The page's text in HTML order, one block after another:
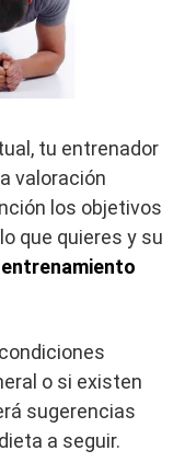
tu entrenador
valoración
los objetivos
que quieres y su
o si existen
sugerencias
a seguir.